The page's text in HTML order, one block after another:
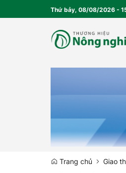
Thứ bảy, 08/08/2026 -
Trang chủ Giao